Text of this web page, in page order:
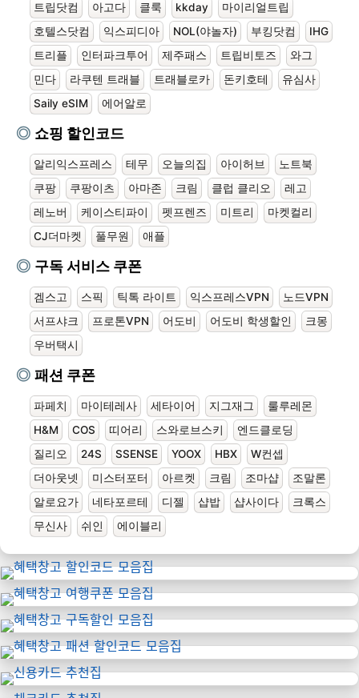
트립닷컴 아고다 클룩 kkday
마이리얼트립
호텔스닷컴
익스피디아 NOL(야놀자) 부킹닷컴
IHG
트리플
인터파크투어 제주패스 트립비토즈
와그
민다
라쿠텐 트래블 트래블로카 돈키호테
유심사
Saily eSIM
에어알로
쇼핑 할인코드
알리익스프레스 테무 오늘의집 아이허브
노트북
쿠팡
쿠팡이츠 아마존 크림 클럽 클리오
레고
레노버
케이스티파이 펫프렌즈 미트리
마켓컬리
CJ더마켓
풀무원 애플
구독 서비스 쿠폰
겜스고 스픽 틱톡 라이트 익스프레스VPN
노드VPN
서프샤크
프로톤VPN 어도비 어도비 학생할인
크몽
우버택시
패션 쿠폰
파페치 마이테레사 세타이어 지그재그
룰루레몬
H&M
COS 띠어리 스와로브스키
엔드클로딩
질리오
24S SSENSE YOOX HBX
W컨셉
더아웃넷
미스터포터 아르켓 크림 조마샵
조말론
알로요가
네타포르테 디젤 샵밥 샵사이다
크록스
무신사
쉬인 에이블리